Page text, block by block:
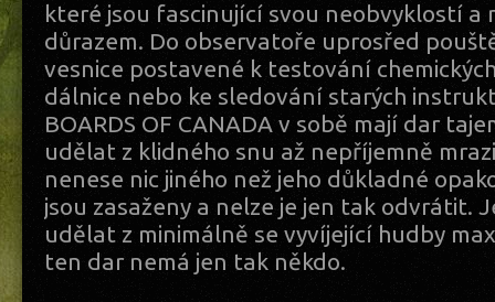
které jsou fascinující svou neobvyklostí a
důrazem. Do observatoře uprosřed
vesnice postavené k testování
dálnice nebo ke sledování starých
BOARDS OF CANADA v sobě mají dar
udělat z klidného snu až nepříjemně
nenese nic jiného než jeho důkladné
jsou zasaženy a nelze je jen tak odvrátit.
udělat z minimálně se vyvíjející hudby
ten dar nemá jen tak někdo.